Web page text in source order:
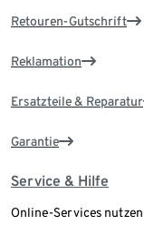
Retouren-Gutschrift
Reklamation
Ersatzteile & Reparatur
Garantie
Service & Hilfe
Online-Services